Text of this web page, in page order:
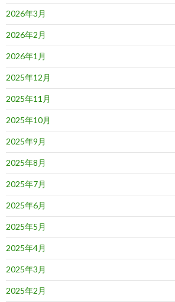
2026年3月
2026年2月
2026年1月
2025年12月
2025年11月
2025年10月
2025年9月
2025年8月
2025年7月
2025年6月
2025年5月
2025年4月
2025年3月
2025年2月